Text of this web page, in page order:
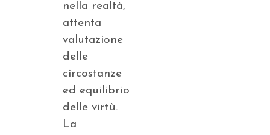
nella realtà,
attenta
valutazione
delle
circostanze
ed equilibrio
delle virtù.
La